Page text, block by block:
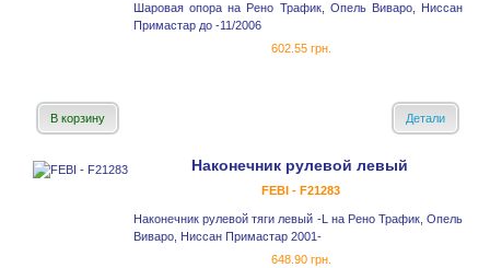
Шаровая опора на Рено Трафик, Опель Виваро, Ниссан
Примастар до -11/2006
602.55 грн.
В корзину Детали
Наконечник рулевой левый
FEBI - F21283
Наконечник рулевой тяги левый -L на Рено Трафик, Опель
Виваро, Ниссан Примастар 2001-
648.90 грн.